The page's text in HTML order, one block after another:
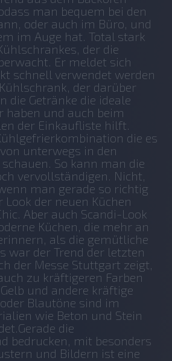
man bequem bei den
oder auch im Büro, und
im Auge hat. Total stark
der die
Er meldet sich
schnell verwendet werden
der darüber
die Getränke die ideale
haben und auch beim
der Einkaufliste hilft.
die es
unterwegs in den
So kann man die
vervollständigen. Nicht,
man gerade so richtig
der neuen Küchen
Aber auch Scandi-Look
Küchen, die mehr an
als die gemütliche
war der Trend der letzten
der Messe Stuttgart zeigt,
zu kräftigeren Farben
und andere kräftige
Blautöne sind im
wie Beton und Stein
die
bedrucken, mit besonders
und Bildern ist eine